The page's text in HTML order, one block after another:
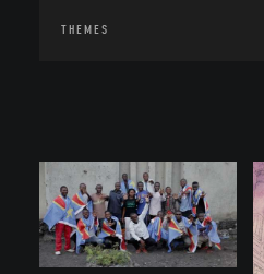
THEMES